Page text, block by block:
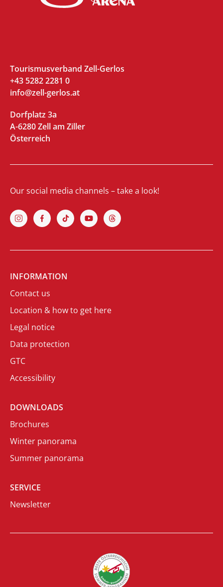
Tourismusverband Zell-Gerlos
+43 5282 2281 0
info@zell-gerlos.at
Dorfplatz 3a
A-6280 Zell am Ziller
Österreich
Our social media channels – take a look!
INFORMATION
Contact us
Location & how to get here
Legal notice
Data protection
GTC
Accessibility
DOWNLOADS
Brochures
Winter panorama
Summer panorama
SERVICE
Newsletter